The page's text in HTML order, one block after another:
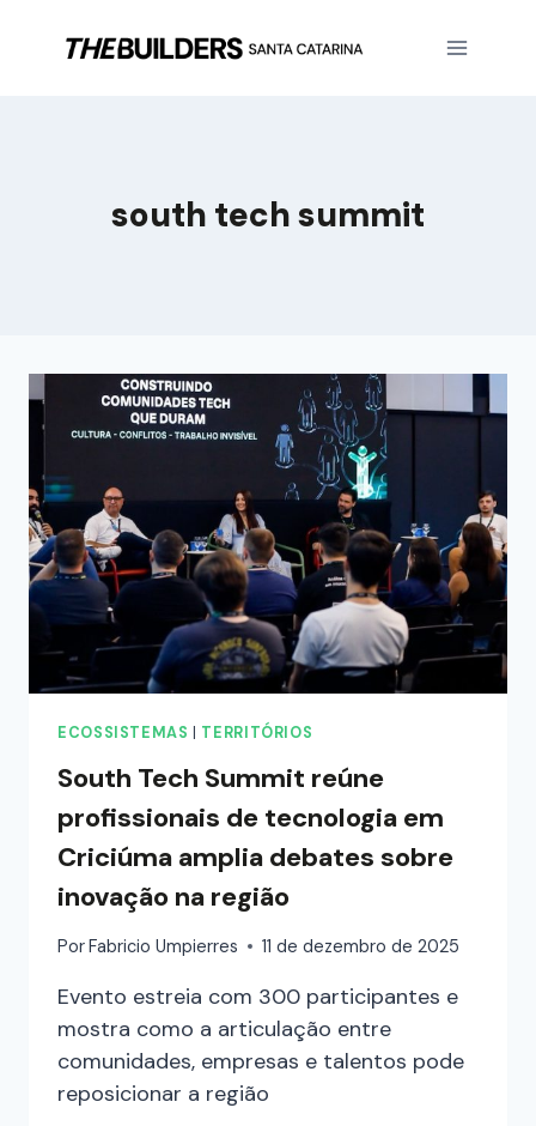
south tech summit
ECOSSISTEMAS TERRITÓRIOS
South Tech Summit reúne
profissionais de tecnologia em
Criciúma amplia debates sobre
inovação na região
PorFabricio Umpierres 11 de dezembro de 2025
Evento estreia com 300 participantes e
mostra como a articulação entre
comunidades, empresas e talentos pode
reposicionar a região